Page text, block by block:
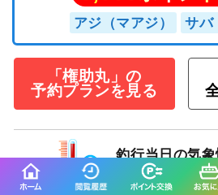
3,000ポイン
アジ（マアジ） サバ
「権助丸」の
予約プランを見る
釣行当日の気